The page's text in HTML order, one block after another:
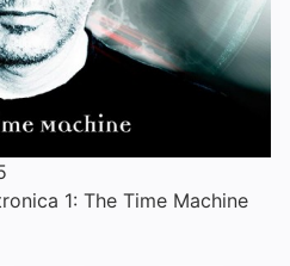
1: The Time Machine